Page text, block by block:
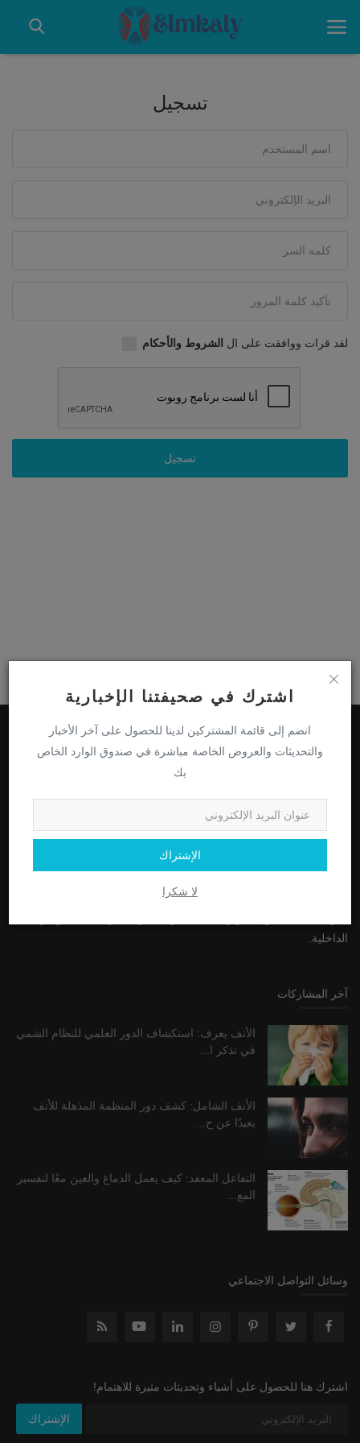
اشترك في صحيفتنا الإخبارية
انضم إلى قائمة المشتركين لدينا للحصول على آخر الأخبار
والتحديثات والعروض الخاصة مباشرة في صندوق الوارد الخاص
بك
الإشتراك
لا شكرا
تسجيل
لقد قرات ووافقت على ال الشروط والأحكام
تسجيل
التأمل الذاتي والوعي بالذات. إنه يذكرنا بالنظر إلى داخلنا ورؤية عظمة
الخالق في داخلنا. تذكرنا هذه الآية أنه يمكن العثور على إجابات للعديد من
أسئلتنا من خلال النظر داخل أنفسنا. يشجعنا على أن نكون مدركين
لأفكارنا وأفعالنا وعواطفنا ، والسعي لتحسين الذات. بالإضافة إلى ذلك ،
معرفة وحكمة الخالق متاحة دائمًا لنا إذا أخذنا الوقت للبحث عنها. الآية هي
الداخلية.
آخر المشاركات
الأنف يعرف: استكشاف الدور العلمي للنظام الشمي
في تذكر ا...
الأنف الشامل: كشف دور المنظمة المذهلة للأنف
بعيدًا عن ح...
التفاعل المعقد: كيف يعمل الدماغ والعين معًا لتفسير
المع...
وسائل التواصل الاجتماعي
اشترك هنا للحصول على أشياء وتحديثات مثيرة للاهتمام!
الإشتراك